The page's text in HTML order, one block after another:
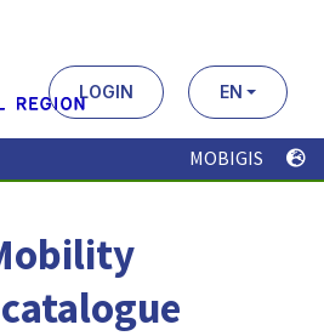
LOGIN EN
MOBIGIS